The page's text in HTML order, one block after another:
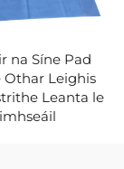
na Síne Pad
Leighis
Leanta le